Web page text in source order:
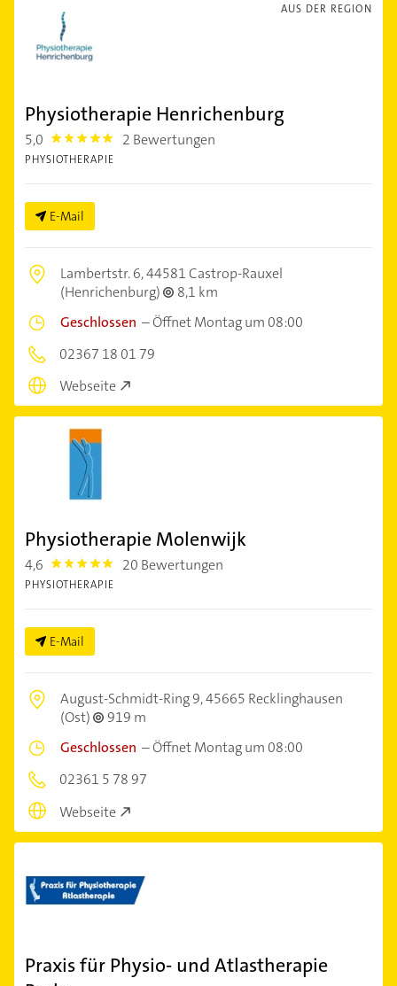
AUS DER REGION
Physiotherapie Henrichenburg
5,0 5.0 2 Bewertungen
PHYSIOTHERAPIE
E-Mail
Lambertstr. 6,44581 Castrop-Rauxel
(Henrichenburg)
8,1 km
Geschlossen –Öffnet Montag um 08:00
02367 18 01 79
Webseite
Physiotherapie Molenwijk
4,6 4.6 20 Bewertungen
PHYSIOTHERAPIE
E-Mail
August-Schmidt-Ring 9,45665 Recklinghausen
(Ost)
919 m
Geschlossen –Öffnet Montag um 08:00
02361 5 78 97
Webseite
Praxis für Physio- und Atlastherapie